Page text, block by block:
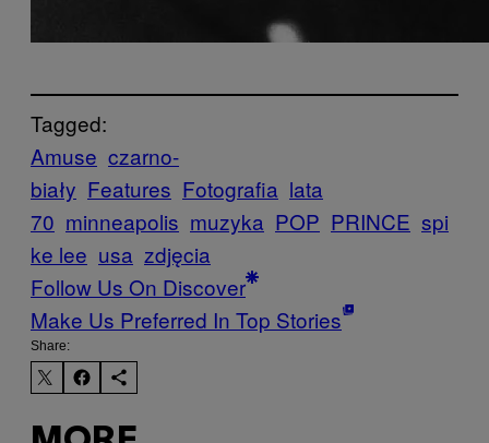
Tagged:
Amuse czarno-
biały Features Fotografia lata
70 minneapolis muzyka POP PRINCE spi
ke lee usa zdjęcia
Follow Us On Discover
Make Us Preferred In Top Stories
Share: